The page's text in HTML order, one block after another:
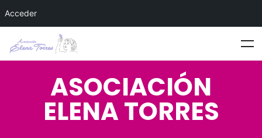
ASOCIACIÓN
ELENA TORRES
Acceder